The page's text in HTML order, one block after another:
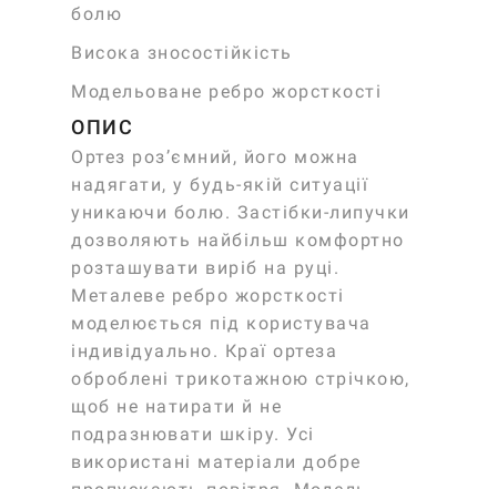
болю
Висока зносостійкість
Модельоване ребро жорсткості
ОПИС
Ортез роз’ємний, його можна
надягати, у будь-якій ситуації
уникаючи болю. Застібки-липучки
дозволяють найбільш комфортно
розташувати виріб на руці.
Металеве ребро жорсткості
моделюється під користувача
індивідуально. Краї ортеза
оброблені трикотажною стрічкою,
щоб не натирати й не
подразнювати шкіру. Усі
використані матеріали добре